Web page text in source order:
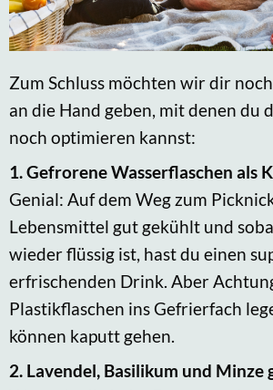
Zum Schluss möchten wir dir
an die Hand geben, mit denen du
noch optimieren kannst:
1. Gefrorene Wasserflaschen als
Genial: Auf dem Weg zum
Lebensmittel gut gekühlt und
wieder flüssig ist, hast du einen
erfrischenden Drink. Aber
Plastikflaschen ins Gefrierfach
können kaputt gehen.
2. Lavendel, Basilikum und Minze